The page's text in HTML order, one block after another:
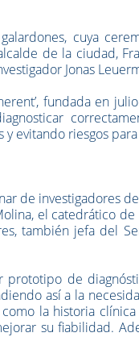
cuya
de la ciudad,
Jonas
fundada en
evitando riesgos
de investigadores
el catedrático
también jefa del
de
así a la
la historia
su fiabilidad.